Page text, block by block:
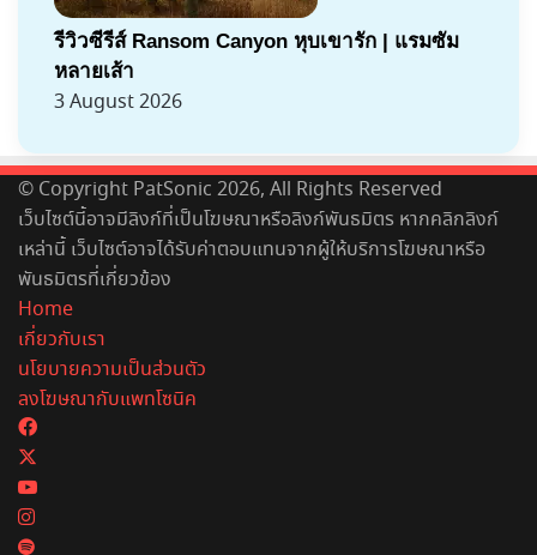
รีวิวซีรีส์ Ransom Canyon หุบเขารัก | แรมซัม
หลายเส้า
3 August 2026
© Copyright PatSonic 2026, All Rights Reserved
เว็บไซต์นี้อาจมีลิงก์ที่เป็นโฆษณาหรือลิงก์พันธมิตร หากคลิกลิงก์
เหล่านี้ เว็บไซต์อาจได้รับค่าตอบแทนจากผู้ให้บริการโฆษณาหรือ
พันธมิตรที่เกี่ยวข้อง
Home
เกี่ยวกับเรา
นโยบายความเป็นส่วนตัว
ลงโฆษณากับแพทโซนิค